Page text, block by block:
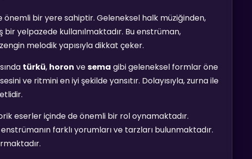
önemli bir yere sahiptir. Geleneksel halk müziğinden,
yelpazede kullanılmaktadır. Bu enstrüman,
melodik yapısıyla dikkat çeker.
türkü, horon vesema gibi geleneksel formlar öne
ve ritmini en iyi şekilde yansıtır. Dolayısıyla, zurna ile
eserler içinde de önemli bir rol oynamaktadır.
farklı yorumları ve tarzları bulunmaktadır.